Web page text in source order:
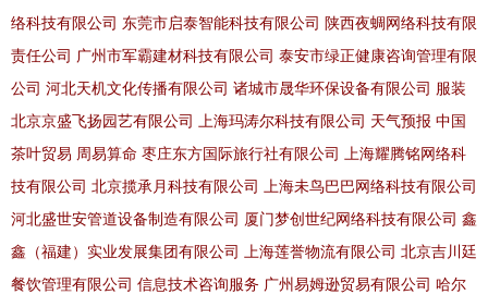
络科技有限公司 东莞市启泰智能科技有限公司 陕西夜蜩网络科技有限
责任公司 广州市军霸建材科技有限公司 泰安市绿正健康咨询管理有限
公司 河北天机文化传播有限公司 诸城市晟华环保设备有限公司 服装
北京京盛飞扬园艺有限公司
上海玛涛尔科技有限公司 天气预报 中国
茶叶贸易 周易算命 枣庄东方国际旅行社有限公司
上海耀腾铭网络科
技有限公司 北京揽承月科技有限公司
上海未鸟巴巴网络科技有限公司
河北盛世安管道设备制造有限公司 厦门梦创世纪网络科技有限公司 鑫
鑫（福建）实业发展集团有限公司
上海莲誉物流有限公司 北京吉川廷
餐饮管理有限公司 信息技术咨询服务 广州易姆逊贸易有限公司 哈尔